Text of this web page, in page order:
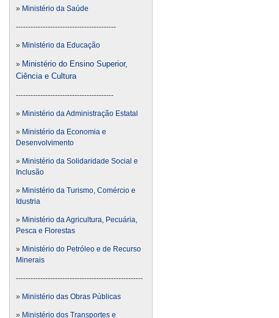
» Ministério da Saúde
-----------------------------------------
» Ministério da Educação
» Ministério do Ensino Superior,
Ciência e Cultura
----------------------------------------
» Ministério da Administração Estatal
» Ministério da Economia e
Desenvolvimento
» Ministério da Solidaridade Social e
Inclusão
» Ministério da Turismo, Comércio e
Idustria
» Ministério da Agricultura, Pecuária,
Pesca e Florestas
» Ministério do Petróleo e de Recurso
Minerais
----------------------------------------------------
» Ministério das Obras Públicas
» Ministério dos Transportes e